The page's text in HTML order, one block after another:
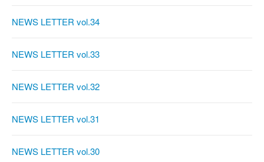
NEWS LETTER vol.34
NEWS LETTER vol.33
NEWS LETTER vol.32
NEWS LETTER vol.31
NEWS LETTER vol.30